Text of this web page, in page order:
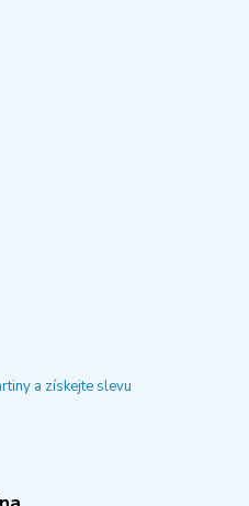
a získejte slevu